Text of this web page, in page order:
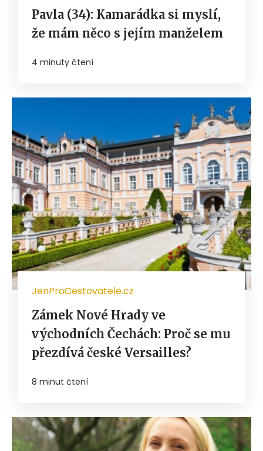
Pavla (34): Kamarádka si myslí,
že mám něco s jejím manželem
4 minuty čtení
JenProCestovatele.cz
Zámek Nové Hrady ve
východních Čechách: Proč se mu
přezdívá české Versailles?
8 minut čtení